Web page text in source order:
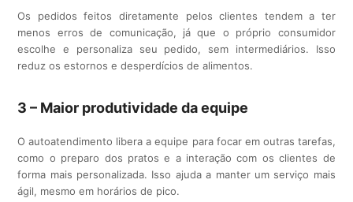
Os pedidos feitos diretamente pelos clientes tendem a ter
menos erros de comunicação, já que o próprio consumidor
escolhe e personaliza seu pedido, sem intermediários. Isso
reduz os estornos e desperdícios de alimentos.
3 – Maior produtividade da equipe
O autoatendimento libera a equipe para focar em outras tarefas,
como o preparo dos pratos e a interação com os clientes de
forma mais personalizada. Isso ajuda a manter um serviço mais
ágil, mesmo em horários de pico.